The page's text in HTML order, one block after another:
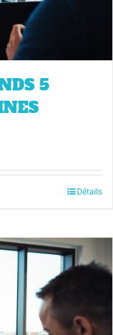
5
Détails